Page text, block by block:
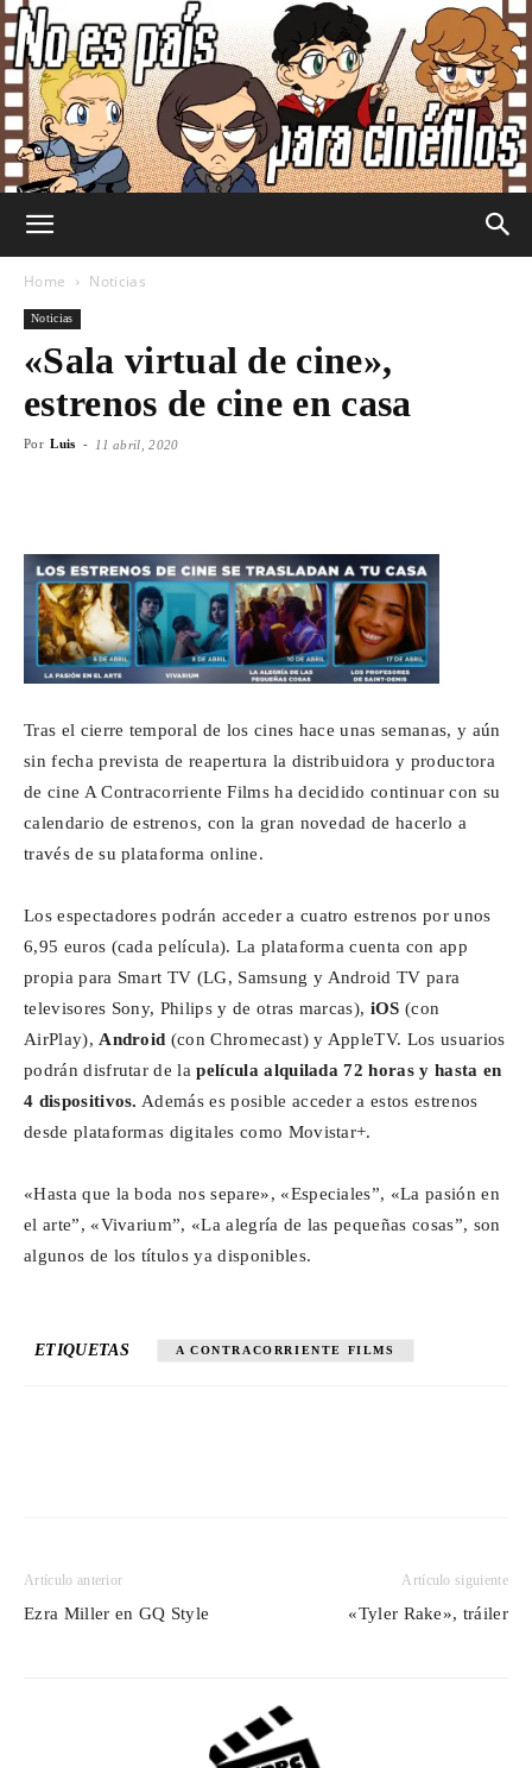
Es
Para
Cinéfilos
Home Noticias
Noticias
«Sala virtual de cine»,
estrenos de cine en casa
Por Luis - 11 abril, 2020
Tras el cierre temporal de los cines hace unas semanas, y aún
sin fecha prevista de reapertura la distribuidora y productora
de cine A Contracorriente Films ha decidido continuar con su
calendario de estrenos, con la gran novedad de hacerlo a
través de su plataforma online.
Los espectadores podrán acceder a cuatro estrenos por unos
6,95 euros (cada película). La plataforma cuenta con app
propia para Smart TV (LG, Samsung y Android TV para
televisores Sony, Philips y de otras marcas), iOS(con
AirPlay), Android (con Chromecast) y AppleTV. Los usuarios
podrán disfrutar de lapelícula alquilada 72 horas y hasta en
4 dispositivos. Además es posible acceder a estos estrenos
desde plataformas digitales como Movistar+.
«Hasta que la boda nos separe», «Especiales”, «La pasión en
el arte”, «Vivarium”, «La alegría de las pequeñas cosas”, son
algunos de los títulos ya disponibles.
ETIQUETAS A CONTRACORRIENTE FILMS
Artículo anterior
Ezra Miller en GQ Style
Artículo siguiente
«Tyler Rake», tráiler